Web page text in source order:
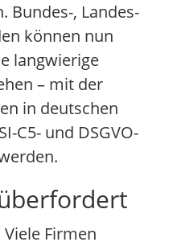
Bundes-, Landes-
können nun
langwierige
– mit der
in deutschen
C5- und DSGVO-
Firmen